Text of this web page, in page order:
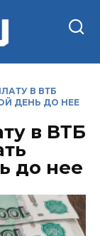
В ВТБ
ДЕНЬ ДО НЕЕ
в ВТБ
до нее